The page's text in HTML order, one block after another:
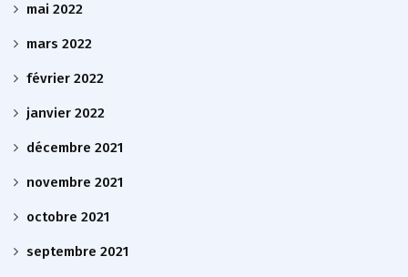
mai 2022
mars 2022
février 2022
janvier 2022
décembre 2021
novembre 2021
octobre 2021
septembre 2021